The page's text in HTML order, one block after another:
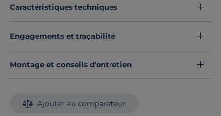
d’autres modules de la collection, Elio s’adapte à
transformez certaines cases en espaces de rangement
fermés.
Avec l’étagère Elio, profitez d’unmeuble intemporel
et robuste, et à la fois fonctionnel et personnalisable.
Caractéristiques techniques
Engagements et traçabilité
Montage et conseils d'entretien
Ajouter au comparateur